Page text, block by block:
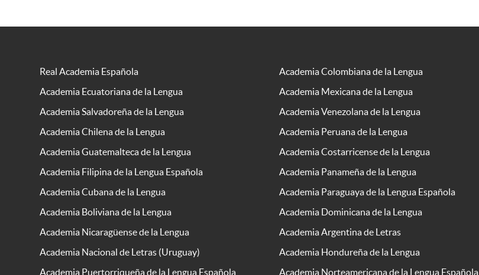
Real Academia Española
Academia Colombiana de la Lengua
Academia Ecuatoriana de la Lengua
Academia Mexicana de la Lengua
Academia Salvadoreña de la Lengua
Academia Venezolana de la Lengua
Academia Chilena de la Lengua
Academia Peruana de la Lengua
Academia Guatemalteca de la Lengua
Academia Costarricense de la Lengua
Academia Filipina de la Lengua Española
Academia Panameña de la Lengua
Academia Cubana de la Lengua
Academia Paraguaya de la Lengua Española
Academia Boliviana de la Lengua
Academia Dominicana de la Lengua
Academia Nicaragüense de la Lengua
Academia Argentina de Letras
Academia Nacional de Letras (Uruguay)
Academia Hondureña de la Lengua
Academia Puertorriqueña de la Lengua Española
Academia Norteamericana de la Lengua Española